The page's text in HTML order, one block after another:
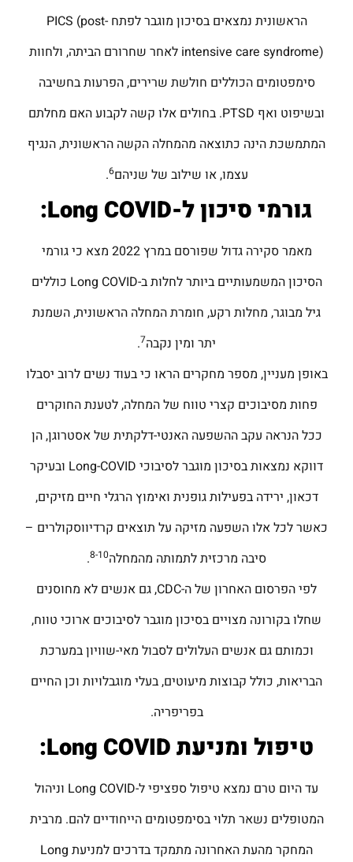
הראשונית נמצאים בסיכון מוגבר לפתח PICS (post-
intensive care syndrome) לאחר שחרורם הביתה, ולחוות
סימפטומים הכוללים חולשת שרירים, הפרעות בחשיבה
ובשיפוט ואף PTSD. בחולים אלו קשה לקבוע האם מחלתם
המתמשכת הינה כתוצאה מהמחלה הקשה הראשונית, הנגיף
עצמו, או שילוב של שניהם6
.
גורמי סיכון ל-Long COVID
:
מאמר סקירה גדול שפורסם במרץ 2022 מצא כי גורמי
הסיכון המשמעותיים ביותר לחלות ב-Long COVID כוללים
גיל מבוגר, מחלות רקע, חומרת המחלה הראשונית, השמנת
יתר ומין נקבה7
.
באופן מעניין, מספר מחקרים הראו כי בעוד נשים לרוב יסבלו
פחות מסיבוכים קצרי טווח של המחלה, לטענת החוקרים
ככל הנראה עקב ההשפעה האנטי-דלקתית של אסטרוגן, הן
דווקא נמצאות בסיכון מוגבר לסיבוכי Long-COVID ובעיקר
דכאון, ירידה בפעילות גופנית ואימוץ הרגלי חיים מזיקים,
כאשר לכל אלו השפעה מזיקה על תוצאים קרדיווסקולרים –
סיבה מרכזית לתמותה מהמחלה8-10
.
לפי הפרסום האחרון של ה-CDC, גם אנשים לא מחוסנים
שחלו בקורונה מצויים בסיכון מוגבר לסיבוכים ארוכי טווח,
וכמותם גם אנשים העלולים לסבול מאי-שוויון במערכת
הבריאות, כולל קבוצות מיעוטים, בעלי מוגבלויות וכן החיים
בפריפריה.
טיפול ומניעתLong COVID
:
עד היום טרם נמצא טיפול ספציפי ל-Long COVID וניהול
המטופלים נשאר תלוי בסימפטומים הייחודיים להם. מרבית
המחקר מהעת האחרונה מתמקד בדרכים למניעת Long